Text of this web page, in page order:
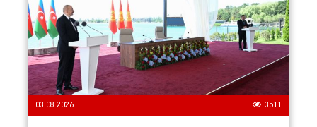
03.08.2026 3511